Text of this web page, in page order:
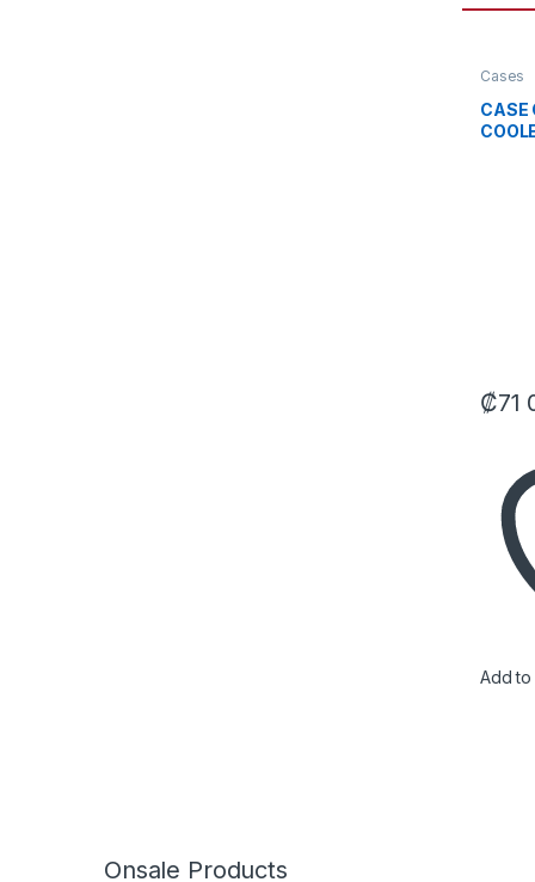
Cases
CASE
₡71
Add to
Onsale Products